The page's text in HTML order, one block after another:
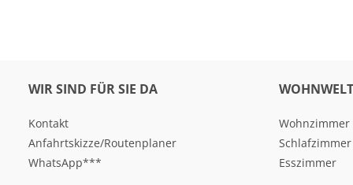
WIR SIND FÜR SIE DA
Kontakt
Anfahrtskizze/Routenplaner
WhatsApp***
Wohnzimmer
Schlafzimmer
Esszimmer